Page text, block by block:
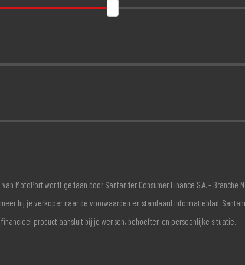
MotoPort wordt gedaan door Santander Consumer Finance S.A. –
bij je verkoper naar de voorwaarden en standaard informatieblad.
product aansluit bij je wensen, behoeften en persoonlijke situatie.